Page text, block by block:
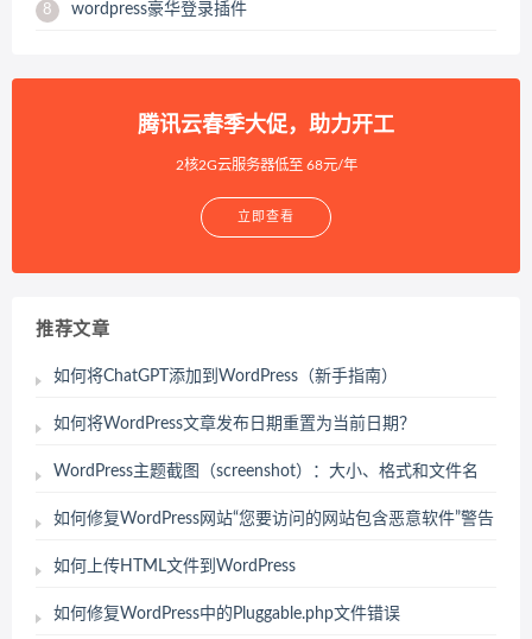
8 wordpress豪华登录插件
腾讯云春季大促，助力开工
2核2G云服务器低至 68元/年
立即查看
推荐文章
如何将ChatGPT添加到WordPress（新手指南）
如何将WordPress文章发布日期重置为当前日期？
WordPress主题截图（screenshot）：大小、格式和文件名
如何修复WordPress网站“您要访问的网站包含恶意软件”警告
如何上传HTML文件到WordPress
如何修复WordPress中的Pluggable.php文件错误